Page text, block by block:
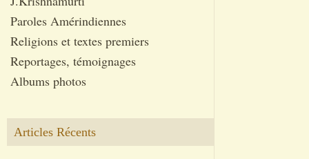
Paroles Amérindiennes
Religions et textes premiers
Reportages, témoignages
Albums photos
Articles Récents